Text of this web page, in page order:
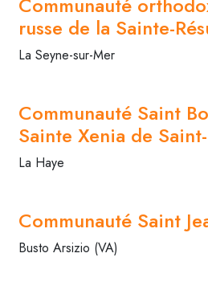
russe de la Sainte-
La Seyne-sur-Mer
Communauté Saint
Sainte Xenia de
La Haye
Communauté Saint
Busto Arsizio (VA)